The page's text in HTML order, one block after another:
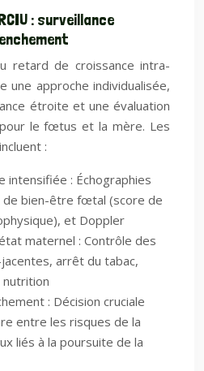
: surveillance
retard de croissance intra-
une approche individualisée,
étroite et une évaluation
le fœtus et la mère. Les
:
intensifiée : Échographies
bien-être fœtal (score de
et Doppler
maternel : Contrôle des
arrêt du tabac,
nutrition
: Décision cruciale
entre les risques de la
liés à la poursuite de la